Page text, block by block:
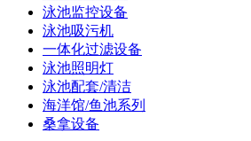
泳池监控设备
泳池吸污机
一体化过滤设备
泳池照明灯
泳池配套/清洁
海洋馆/鱼池系列
桑拿设备